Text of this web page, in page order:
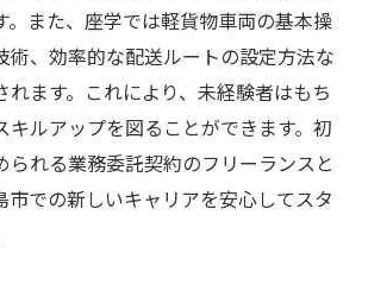
。また、座学では軽貨物車両の基本操
術、効率的な配送ルートの設定方法な
れます。これにより、未経験者はもち
キルアップを図ることができます。初
られる業務委託契約のフリーランスと
市での新しいキャリアを安心してスタ